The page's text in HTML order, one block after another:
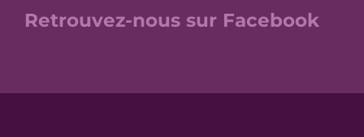
Retrouvez-nous sur Facebook